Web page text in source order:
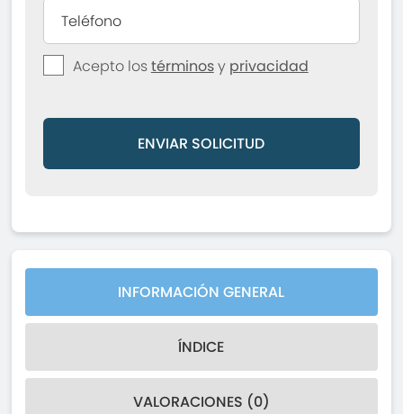
Acepto lostérminosy privacidad
ENVIAR SOLICITUD
INFORMACIÓN GENERAL
ÍNDICE
VALORACIONES (0)